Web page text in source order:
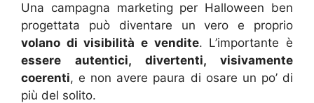
Una campagna marketing per Halloween ben
progettata può diventare un vero e proprio
volano di visibilità e vendite. L’importante è
essere autentici, divertenti, visivamente
coerenti, e non avere paura di osare un po’ di
più del solito.